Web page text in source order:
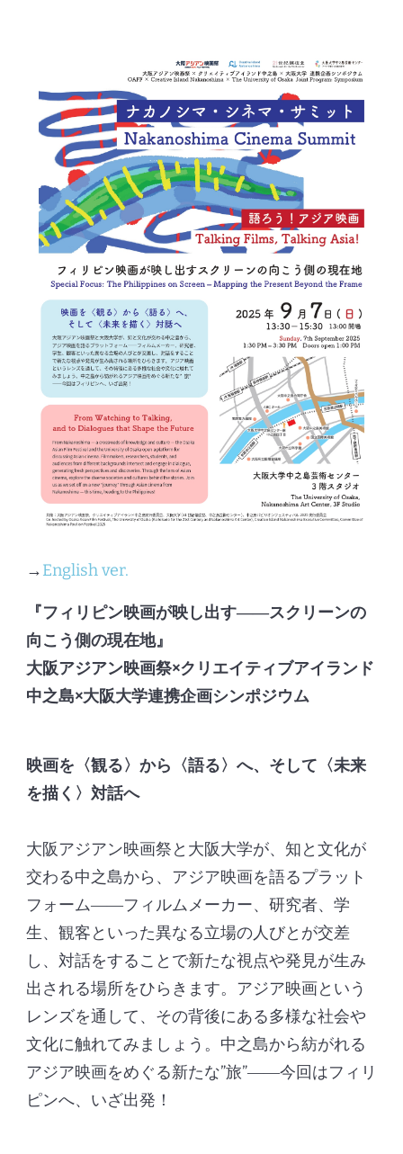
→English ver.
『フィリピン映画が映し出す――スクリーンの
向こう側の現在地』
大阪アジアン映画祭×クリエイティブアイランド
中之島×大阪大学連携企画シンポジウム
映画を〈観る〉から〈語る〉へ、そして〈未来
を描く〉対話へ
大阪アジアン映画祭と大阪大学が、知と文化が
交わる中之島から、アジア映画を語るプラット
フォーム――フィルムメーカー、研究者、学
生、観客といった異なる立場の人びとが交差
し、対話をすることで新たな視点や発見が生み
出される場所をひらきます。アジア映画という
レンズを通して、その背後にある多様な社会や
文化に触れてみましょう。中之島から紡がれる
アジア映画をめぐる新たな”旅”――今回はフィリ
ピンへ、いざ出発！